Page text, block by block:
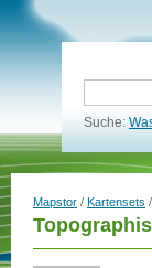
Suche:
Mapstor / Kartensets